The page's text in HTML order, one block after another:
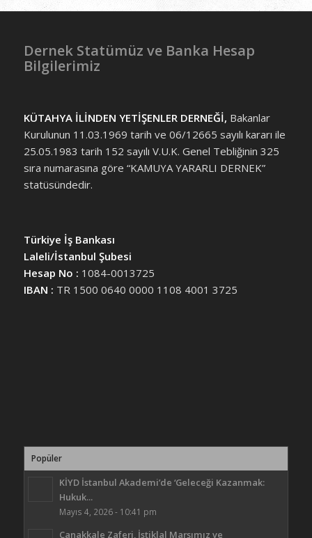
Dernek Statümüz ve Banka Hesap
Bilgilerimiz
KÜTAHYA İLİNDEN YETİŞENLER DERNEĞİ, Bakanlar
Kurulunun 11.03.1969 tarih ve 06/12665 sayılı kararı ile
25.05.1983 tarih 152 sayılı V.U.K. Genel Tebliğinin 325
sıra numarasına göre “KAMUYA YARARLI DERNEK”
statüsündedir.
Türkiye İş Bankası
Laleli/İstanbul Şubesi
Hesap No : 1084-0013725
IBAN : TR 1500 0640 0000 1108 4001 3725
Popüler
KİYD İstanbul Akademi’de ‘Geleceği Kazanmak:
Hukuk...
Mayıs 4, 2026 - 10:41 pm
Çanakkale Zaferi, İstiklal Marşımız ve